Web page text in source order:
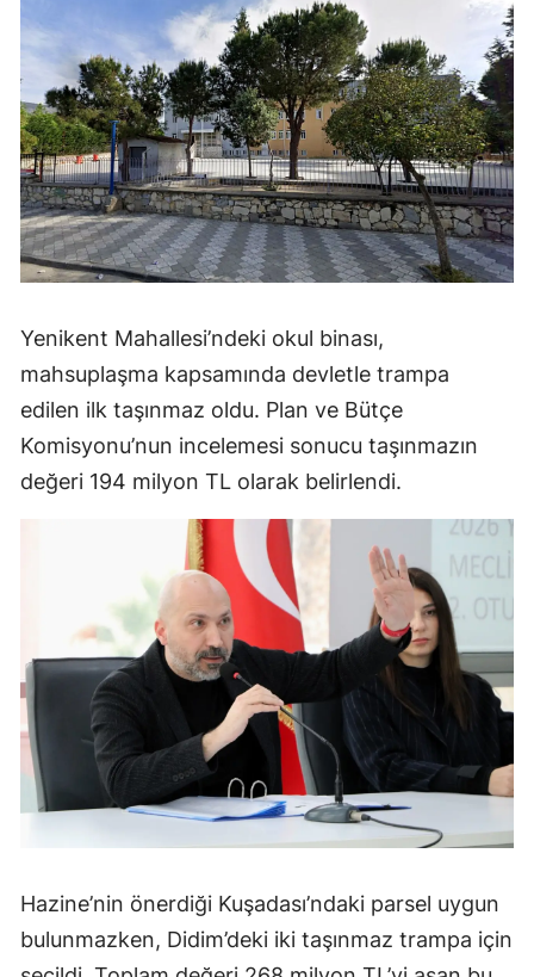
Yenikent Mahallesi’ndeki okul binası,
mahsuplaşma kapsamında devletle trampa
edilen ilk taşınmaz oldu. Plan ve Bütçe
Komisyonu’nun incelemesi sonucu taşınmazın
değeri 194 milyon TL olarak belirlendi.
Hazine’nin önerdiği Kuşadası’ndaki parsel uygun
bulunmazken, Didim’deki iki taşınmaz trampa için